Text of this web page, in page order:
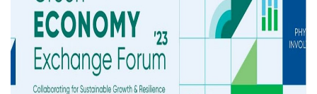
الإعلام
تواصل معنا
الطلاب